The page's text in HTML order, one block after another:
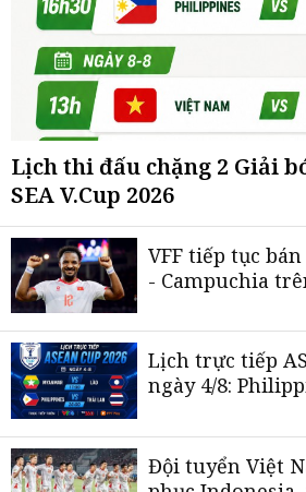
Lịch thi đấu chặng 2 Giải
SEA V.Cup 2026
VFF tiếp tục
- Campuchia
Lịch trực tiếp
ngày 4/8:
Đội tuyển Việt